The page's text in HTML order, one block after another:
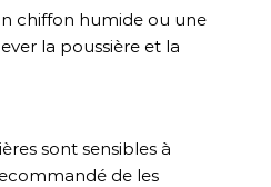
chiffon humide ou une
la poussière et la
sont sensibles à
de les